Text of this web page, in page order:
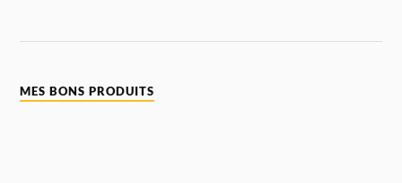
MES BONS PRODUITS